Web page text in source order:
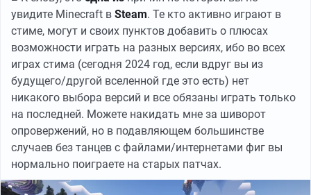
увидите Minecraft в Steam. Те кто активно играют в
стиме, могут и своих пунктов добавить о плюсах
возможности играть на разных версиях, ибо во всех
играх стима (сегодня 2024 год, если вдруг вы из
будущего/другой вселенной где это есть) нет
никакого выбора версий и все обязаны играть только
на последней. Можете накидать мне за шиворот
опровержений, но в подавляющем большинстве
случаев без танцев с файлами/интернетами фиг вы
нормально поиграете на старых патчах.